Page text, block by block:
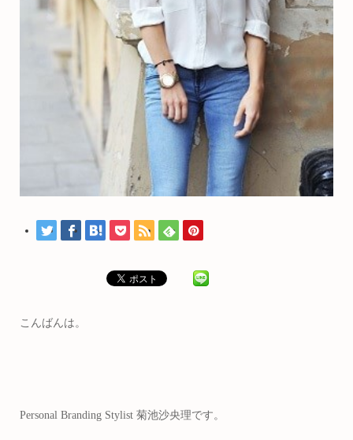
こんばんは。
Personal Branding Stylist 菊池沙央理です。